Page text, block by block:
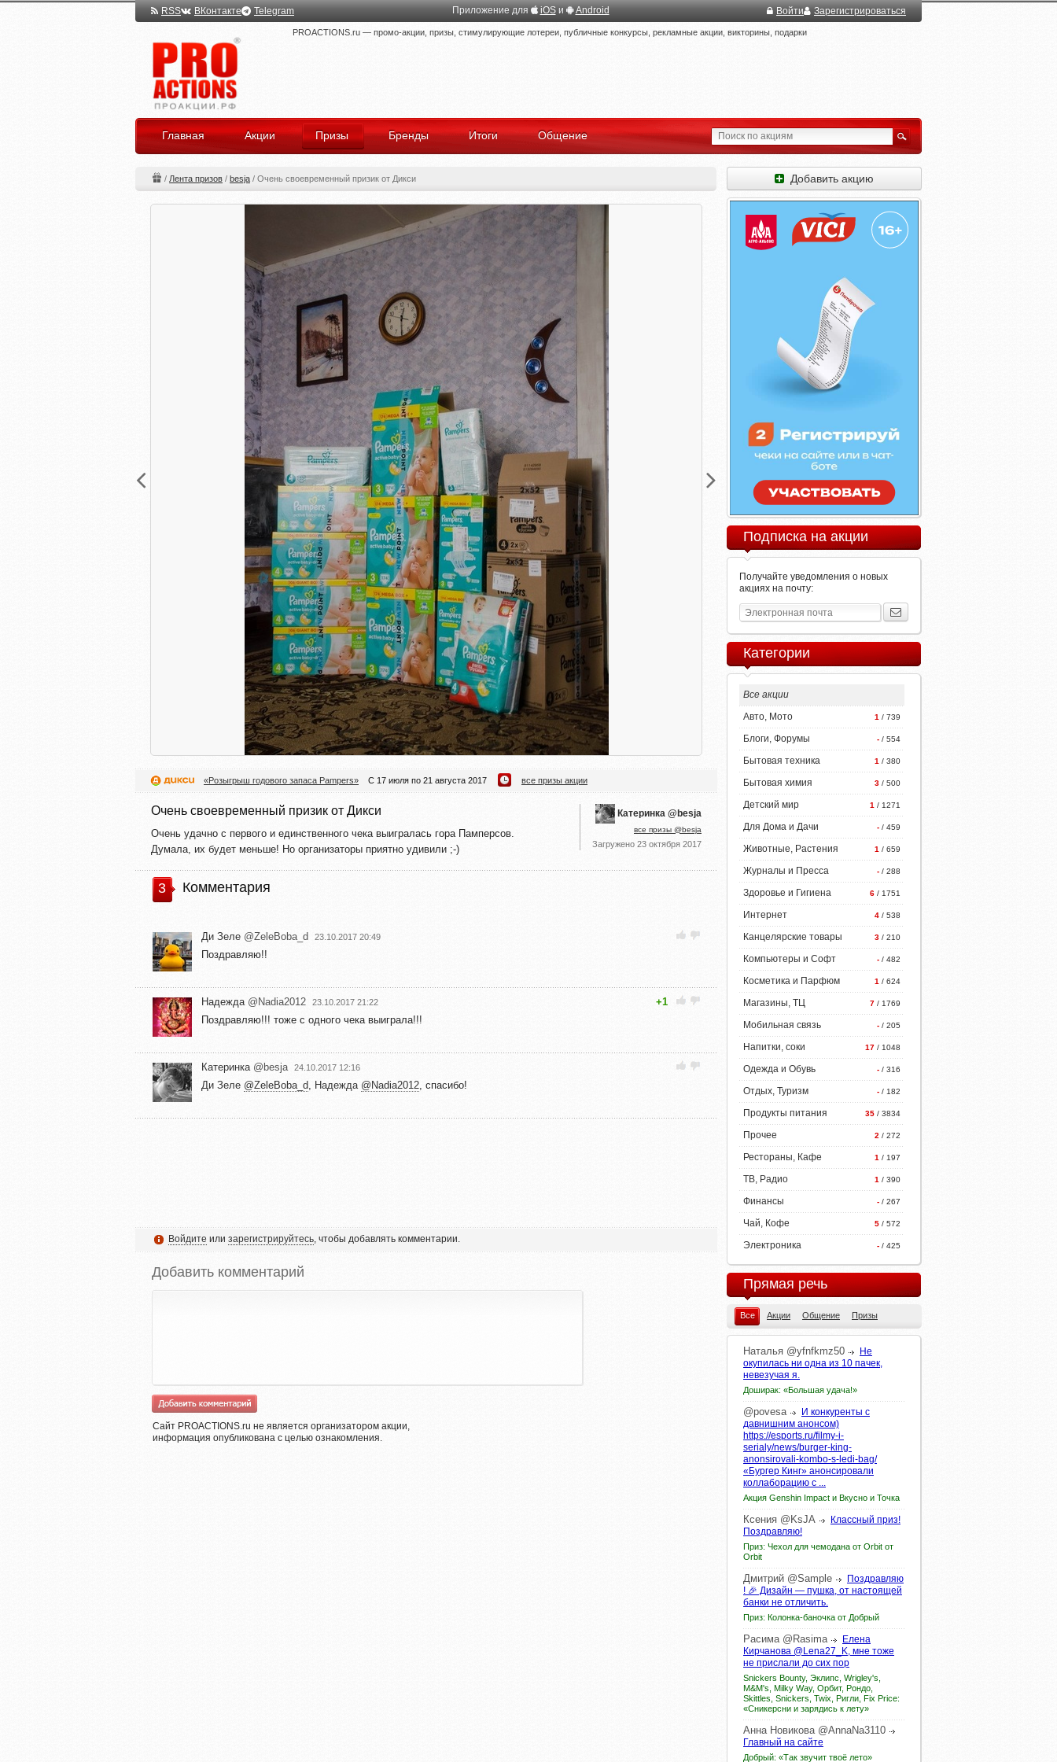
RSS ВКонтакте Telegram Приложение для iOSи Android Войти Зарегистрироваться
PROACTIONS.ru — промо-акции, призы, стимулирующие лотереи, публичные конкурсы, рекламные акции, викторины, подарки
Главная Акции Призы Бренды Итоги Общение
/ Лента призов / besja / Очень своевременный призик от Дикси
«Розыгрыш годового запаса Pampers» С 17 июля по 21 августа 2017 все призы акции
Катеринка @besja
все призы @besja
Загружено 23 октября 2017
Очень своевременный призик от Дикси
Очень удачно с первого и единственного чека выигралась гора Памперсов.
Думала, их будет меньше! Но организаторы приятно удивили ;-)
3 Комментария
Ди Зеле @ZeleBoba_d 23.10.2017 20:49
Поздравляю!!
Надежда @Nadia2012 23.10.2017 21:22
+1
Поздравляю!!! тоже с одного чека выиграла!!!
Катеринка @besja 24.10.2017 12:16
Ди Зеле @ZeleBoba_d, Надежда @Nadia2012, спасибо!
Войдите или зарегистрируйтесь, чтобы добавлять комментарии.
Добавить комментарий
Сайт PROACTIONS.ru не является организатором акции,
информация опубликована с целью ознакомления.
Добавить акцию
Подписка на акции
Получайте уведомления о новых
акциях на почту:
Категории
Все акции
1 / 739
Авто, Мото
- / 554
Блоги, Форумы
1 / 380
Бытовая техника
3 / 500
Бытовая химия
1 / 1271
Детский мир
- / 459
Для Дома и Дачи
1 / 659
Животные, Растения
- / 288
Журналы и Пресса
6 / 1751
Здоровье и Гигиена
4 / 538
Интернет
3 / 210
Канцелярские товары
- / 482
Компьютеры и Софт
1 / 624
Косметика и Парфюм
7 / 1769
Магазины, ТЦ
- / 205
Мобильная связь
17 / 1048
Напитки, соки
- / 316
Одежда и Обувь
- / 182
Отдых, Туризм
35 / 3834
Продукты питания
2 / 272
Прочее
1 / 197
Рестораны, Кафе
1 / 390
ТВ, Радио
- / 267
Финансы
5 / 572
Чай, Кофе
- / 425
Электроника
Прямая речь
Все Акции Общение Призы
Наталья @yfnfkmz50
Не
окупилась ни одна из 10 пачек,
невезучая я.
Доширак: «Большая удача!»
@povesa
И конкуренты с
давнишним анонсом)
https://esports.ru/filmy-i-
serialy/news/burger-king-
anonsirovali-kombo-s-ledi-bag/
«Бургер Кинг» анонсировали
коллаборацию с ...
Акция Genshin Impact и Вкусно и Точка
Ксения @KsJA
Классный приз!
Поздравляю!
Приз: Чехол для чемодана от Orbit от
Orbit
Дмитрий @Sample
Поздравляю
! 🎉 Дизайн — пушка, от настоящей
банки не отличить.
Приз: Колонка-баночка от Добрый
Расима @Rasima
Елена
Кирчанова @Lena27_K, мне тоже
не прислали до сих пор
Snickers Bounty, Эклипс, Wrigley's,
M&M's, Milky Way, Орбит, Рондо,
Skittles, Snickers, Twix, Ригли, Fix Price:
«Сникерсни и зарядись к лету»
Анна Новикова @AnnaNa3110
Главный на сайте
Добрый: «Так звучит твоё лето»